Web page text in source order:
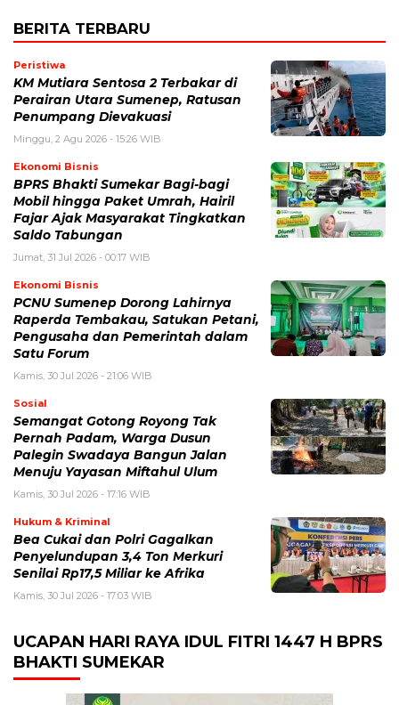
BERITA TERBARU
Peristiwa
KM Mutiara Sentosa 2 Terbakar di
Perairan Utara Sumenep, Ratusan
Penumpang Dievakuasi
Minggu, 2 Agu 2026 - 15:26 WIB
Ekonomi Bisnis
BPRS Bhakti Sumekar Bagi-bagi
Mobil hingga Paket Umrah, Hairil
Fajar Ajak Masyarakat Tingkatkan
Saldo Tabungan
Jumat, 31 Jul 2026 - 00:17 WIB
Ekonomi Bisnis
PCNU Sumenep Dorong Lahirnya
Raperda Tembakau, Satukan Petani,
Pengusaha dan Pemerintah dalam
Satu Forum
Kamis, 30 Jul 2026 - 21:06 WIB
Sosial
Semangat Gotong Royong Tak
Pernah Padam, Warga Dusun
Palegin Swadaya Bangun Jalan
Menuju Yayasan Miftahul Ulum
Kamis, 30 Jul 2026 - 17:16 WIB
Hukum & Kriminal
Bea Cukai dan Polri Gagalkan
Penyelundupan 3,4 Ton Merkuri
Senilai Rp17,5 Miliar ke Afrika
Kamis, 30 Jul 2026 - 17:03 WIB
UCAPAN HARI RAYA IDUL FITRI 1447 H BPRS
BHAKTI SUMEKAR